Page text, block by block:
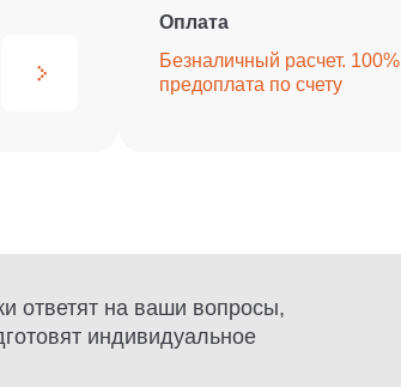
Оплата
Безналичный расчет. 100%
предоплата по счету
ответят на ваши вопросы,
индивидуальное